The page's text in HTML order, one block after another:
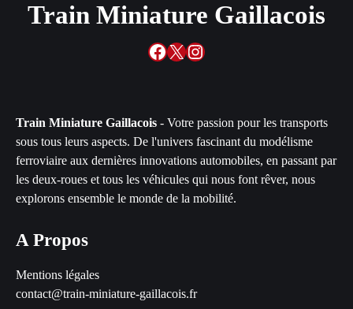
Train Miniature Gaillacois
Facebook
X Instagram
Train Miniature Gaillacois - Votre passion pour les transports
sous tous leurs aspects. De l'univers fascinant du modélisme
ferroviaire aux dernières innovations automobiles, en passant par
les deux-roues et tous les véhicules qui nous font rêver, nous
explorons ensemble le monde de la mobilité.
A Propos
Mentions légales
contact@train-miniature-gaillacois.fr